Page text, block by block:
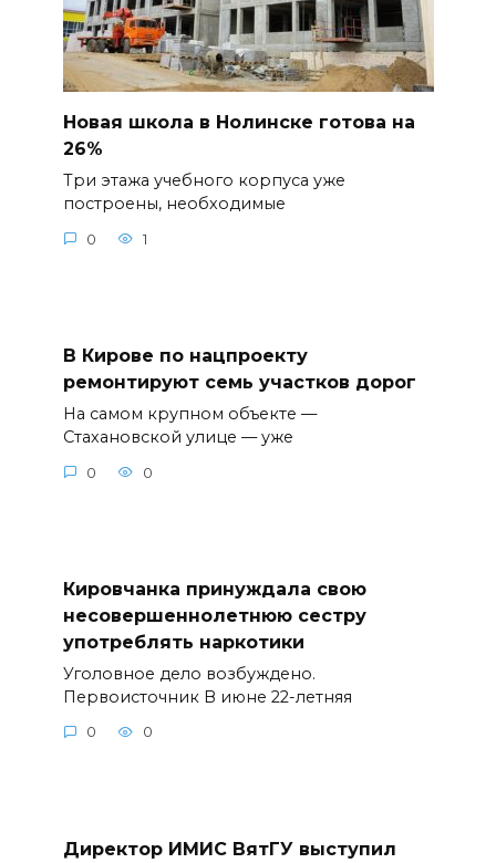
Новая школа в Нолинске готова на
26%
Три этажа учебного корпуса уже
построены, необходимые
0 1
В Кирове по нацпроекту
ремонтируют семь участков дорог
На самом крупном объекте —
Стахановской улице — уже
0 0
Кировчанка принуждала свою
несовершеннолетнюю сестру
употреблять наркотики
Уголовное дело возбуждено.
Первоисточник В июне 22-летняя
0 0
Директор ИМИС ВятГУ выступил